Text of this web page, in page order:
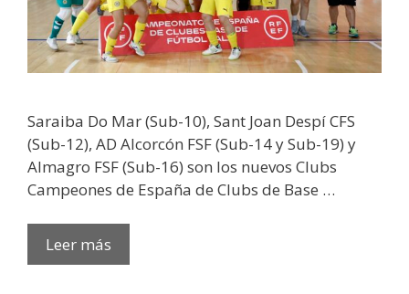
Saraiba Do Mar (Sub-10), Sant Joan Despí CFS
(Sub-12), AD Alcorcón FSF (Sub-14 y Sub-19) y
Almagro FSF (Sub-16) son los nuevos Clubs
Campeones de España de Clubs de Base …
Leer más